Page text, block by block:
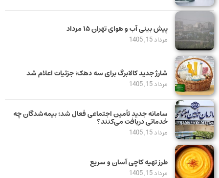
پیش بینی آب و هوای تهران ۱۵ مرداد
مرداد 15, 1405
شارژ جدید کالابرگ برای سه دهک؛ جزئیات اعلام شد
مرداد 15, 1405
سامانه جدید تأمین اجتماعی فعال شد؛ بیمه‌شدگان چه
خدماتی دریافت می‌کنند؟
مرداد 15, 1405
طرز تهیه کاچی آسان و سریع
مرداد 15, 1405